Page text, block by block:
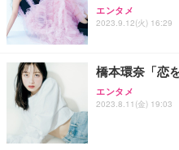
エンタメ
2023.9.12(火) 16:29
橋本環奈「恋
エンタメ
2023.8.11(金) 19:03